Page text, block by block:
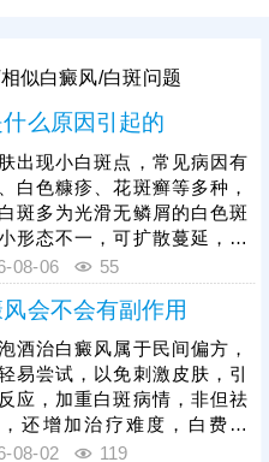
似白癜风/白斑问题
么原因引起的
出现小白斑点，常见病因有
白色糠疹、花斑癣等多种，
斑多为光滑无鳞屑的白色斑
形态不一，可扩散蔓延，无
。白色糠疹多发于面部，斑
色，表面带有细微鳞屑，多
燥、挑食、日晒相关。花斑
感染导致，白斑多发于胸
，轻微脱屑，出汗后可能伴
痒。仅凭肉眼观察易误诊，
学检查明确诊断。不同白斑
差异极大，注意针对性治
08-06 55
会不会有副作用
酒治白癜风属于民间偏方，
易尝试，以免刺激皮肤，引
应，加重白斑病情，非但祛
还增加治疗难度，白费时
。患上白癜风还需尽早就
08-02 119